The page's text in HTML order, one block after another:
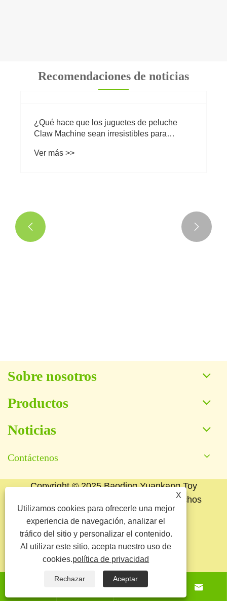
Recomendaciones de noticias
 
Sobre nosotros
Productos
Noticias
Contáctenos
Copyright © 2025 Baoding Yuankang Toy
Manufacturing Co., Ltd. Todos los derechos
reservados.
Links
Sitemap RSS XML
política de privacidad
 
X
Utilizamos cookies para ofrecerle una mejor
experiencia de navegación, analizar el
tráfico del sitio y personalizar el contenido.
Al utilizar este sitio, acepta nuestro uso de
cookies.política de privacidad
Rechazar Aceptar